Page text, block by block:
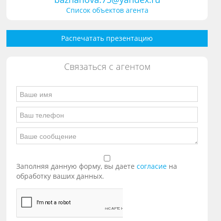
Список объектов агента
Распечатать презентацию
Связаться с агентом
Заполняя данную форму, вы даетесогласие на
обработку ваших данных.